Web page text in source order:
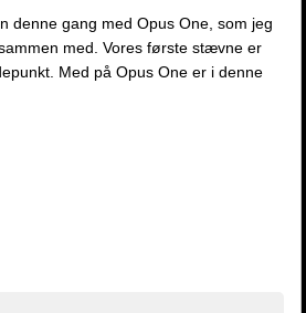
denne gang med Opus One, som jeg
med. Vores første stævne er
Med på Opus One er i denne